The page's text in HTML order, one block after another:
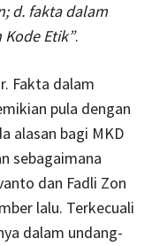
d. fakta dalam
Etik”.
Fakta dalam
pula dengan
alasan bagi MKD
sebagaimana
dan Fadli Zon
lalu. Terkecuali
dalam undang-